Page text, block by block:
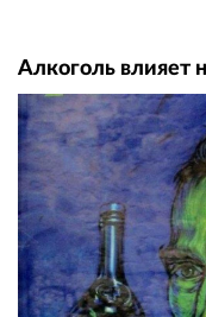
Алкоголь влияет